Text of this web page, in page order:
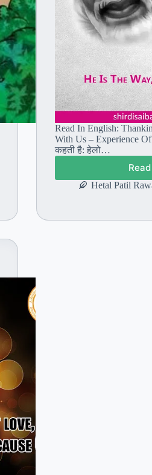
Read In English:
With Us – Experience
कहती है: हेलो…
Hetal Patil